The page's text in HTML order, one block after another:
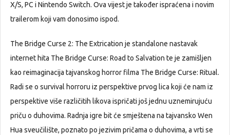
X/S, PC i Nintendo Switch. Ova vijest je također ispraćena i novim
trailerom koji vam donosimo ispod.
The Bridge Curse 2: The Extrication je standalone nastavak
internet hita The Bridge Curse: Road to Salvation te je zamišljen
kao reimaginacija tajvanskog horror filma The Bridge Curse: Ritual.
Radi se o survival horroru iz perspektive prvog lica koji će nam iz
perspektive više različitih likova ispričati još jednu uznemirujuću
priču o duhovima. Radnja igre bit će smještena na tajvansko Wen
Hua sveučilište, poznato po jezivim pričama o duhovima, a vrti se